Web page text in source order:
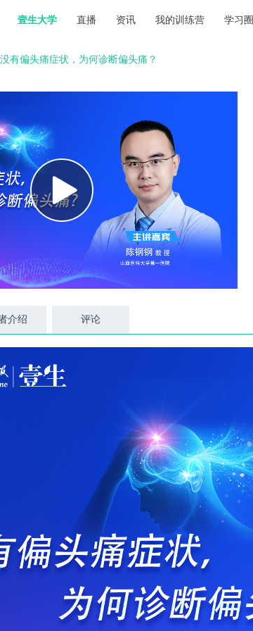
壹生大学 直播 资讯 我的训练营 学习圈
有偏头痛症状，为何诊断偏头痛？
介绍 评论